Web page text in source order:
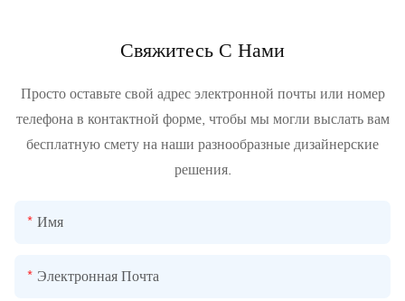
Свяжитесь С Нами
Просто оставьте свой адрес электронной почты или номер
телефона в контактной форме, чтобы мы могли выслать вам
бесплатную смету на наши разнообразные дизайнерские
решения.
Имя
Электронная Почта